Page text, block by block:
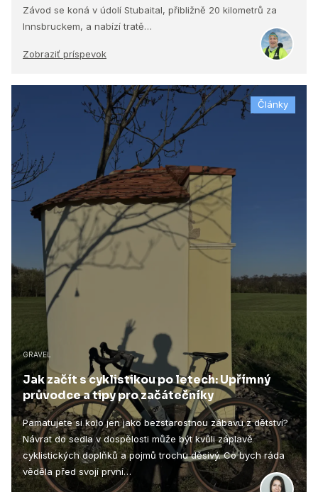
Závod se koná v údolí Stubaital, přibližně 20 kilometrů za
Innsbruckem, a nabízí tratě…
Zobraziť príspevok
Články
GRAVEL
Jak začít s cyklistikou po letech: Upřímný
průvodce a tipy pro začátečníky
Pamatujete si kolo jen jako bezstarostnou zábavu z dětství?
Návrat do sedla v dospělosti může být kvůli záplavě
cyklistických doplňků a pojmů trochu děsivý. Co bych ráda
věděla před svojí první…